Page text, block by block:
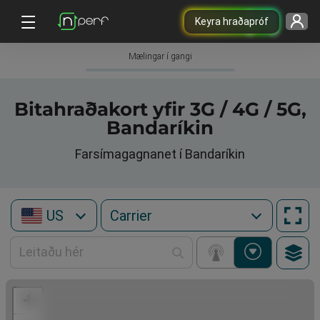
Keyra hraðapróf
Mælingar í gangi
Bitahraðakort yfir 3G / 4G / 5G,
Bandaríkin
Farsímagagnanet í Bandaríkin
US